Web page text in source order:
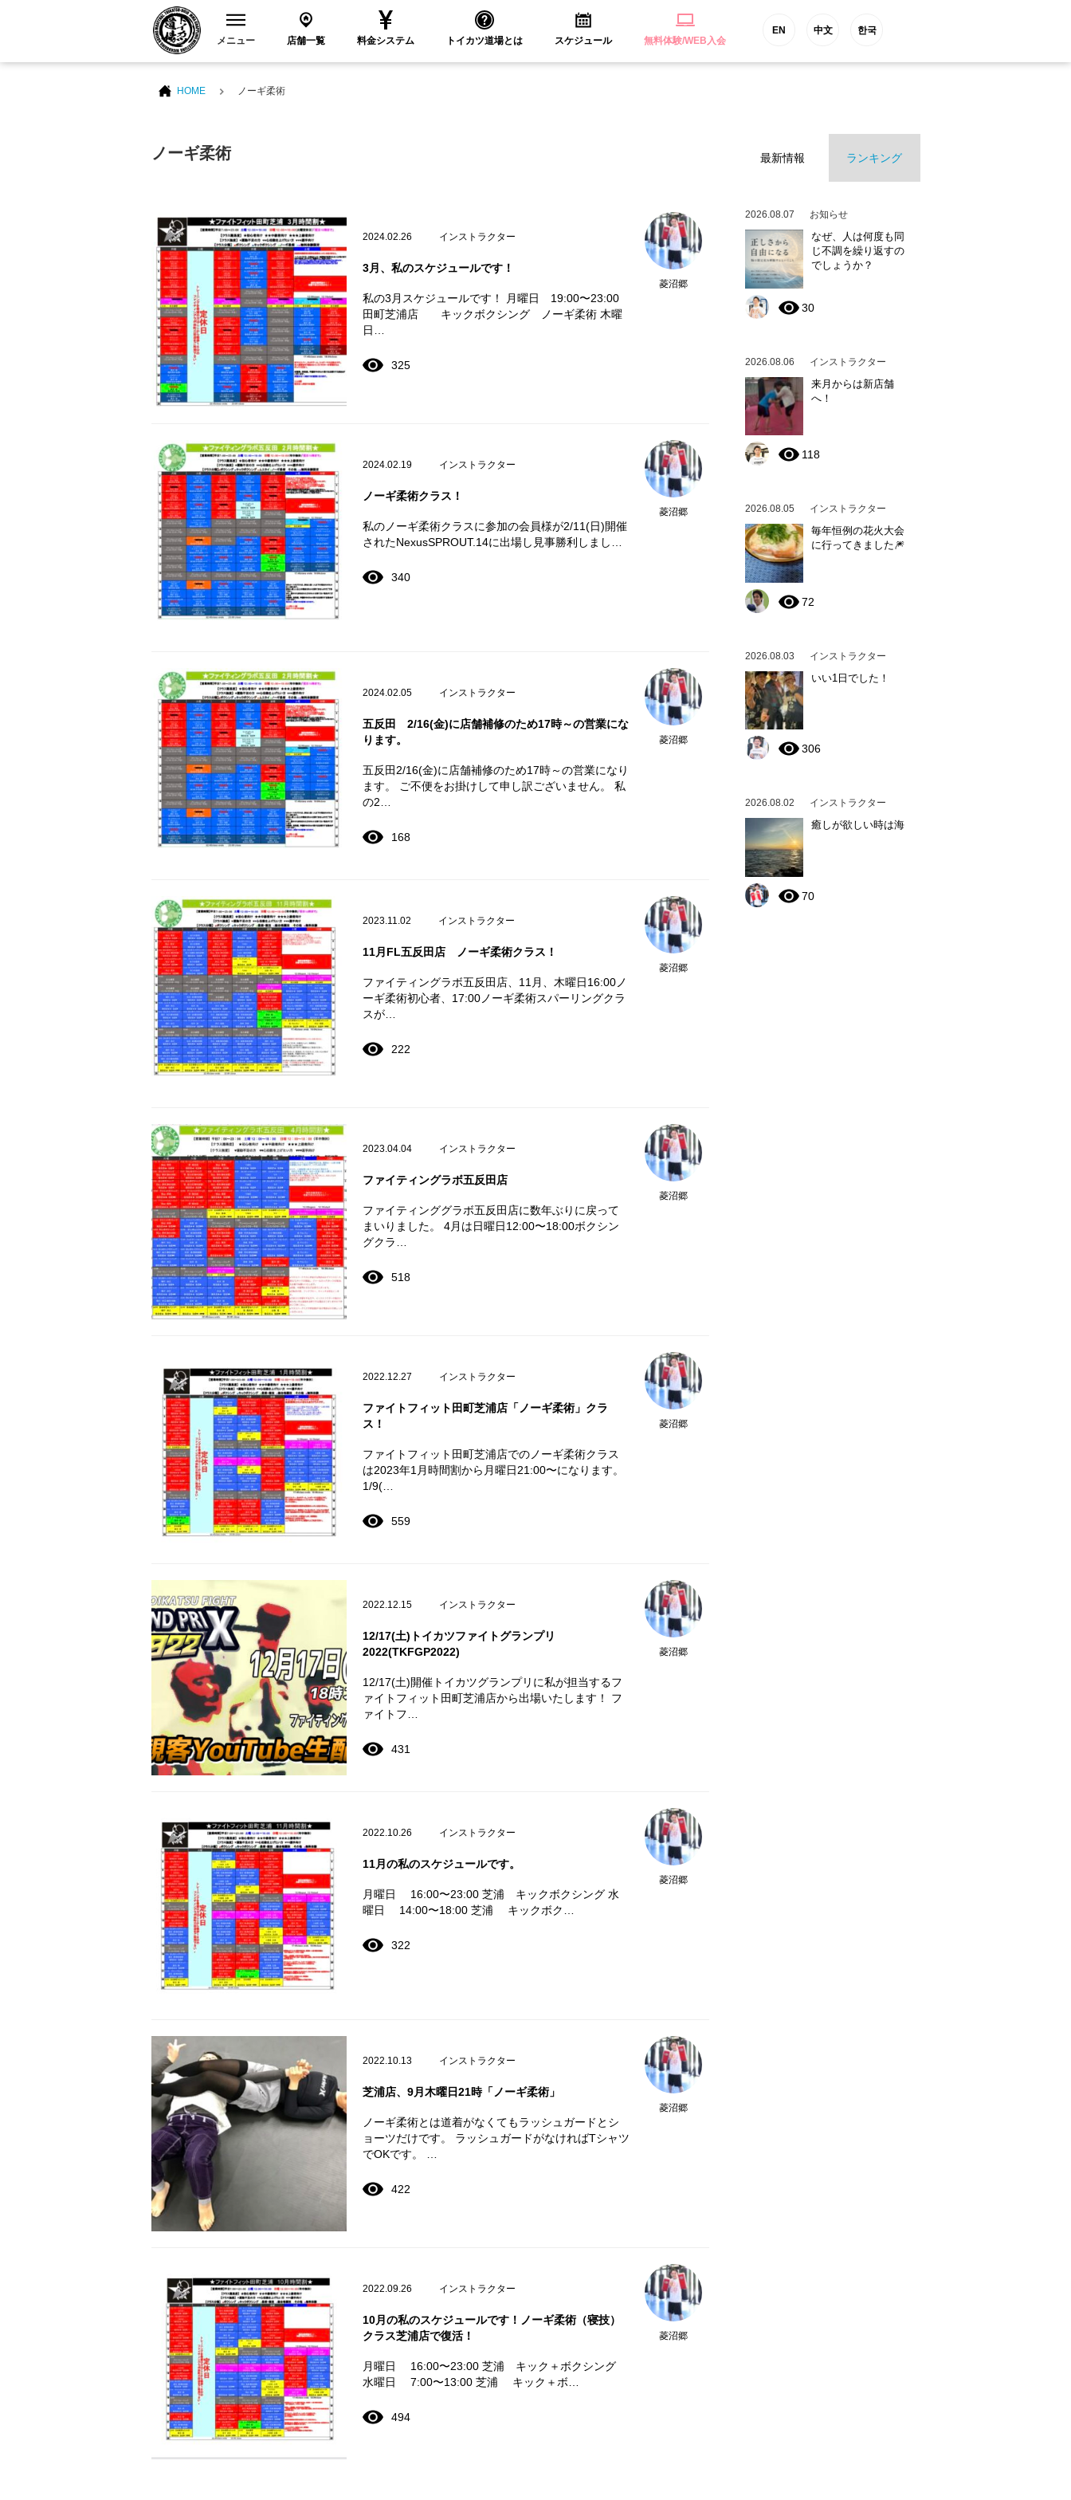
メニュー 店舗一覧 料金システム トイカツ道場とは スケジュール 無料体験/WEB入会
EN 中文 한국
HOME ノーギ柔術
ノーギ柔術
2024.02.26 インストラクター
菱沼郷
3月、私のスケジュールです！
私の3月スケジュールです！ 月曜日 19:00〜23:00
田町芝浦店 キックボクシング ノーギ柔術 木曜
日…
325
2024.02.19 インストラクター
菱沼郷
ノーギ柔術クラス！
私のノーギ柔術クラスに参加の会員様が2/11(日)開催
されたNexusSPROUT.14に出場し見事勝利しまし…
340
2024.02.05 インストラクター
菱沼郷
五反田 2/16(金)に店舗補修のため17時～の営業にな
ります。
五反田2/16(金)に店舗補修のため17時～の営業になり
ます。 ご不便をお掛けして申し訳ございません。 私
の2…
168
2023.11.02 インストラクター
菱沼郷
11月FL五反田店 ノーギ柔術クラス！
ファイティングラボ五反田店、11月、木曜日16:00ノ
ーギ柔術初心者、17:00ノーギ柔術スパーリングクラ
スが…
222
2023.04.04 インストラクター
菱沼郷
ファイティングラボ五反田店
ファイティンググラボ五反田店に数年ぶりに戻って
まいりました。 4月は日曜日12:00〜18:00ボクシン
グクラ…
518
2022.12.27 インストラクター
菱沼郷
ファイトフィット田町芝浦店「ノーギ柔術」クラ
ス！
ファイトフィット田町芝浦店でのノーギ柔術クラス
は2023年1月時間割から月曜日21:00〜になります。
1/9(…
559
2022.12.15 インストラクター
菱沼郷
12/17(土)トイカツファイトグランプリ
2022(TKFGP2022)
12/17(土)開催トイカツグランプリに私が担当するフ
ァイトフィット田町芝浦店から出場いたします！ フ
ァイトフ…
431
2022.10.26 インストラクター
菱沼郷
11月の私のスケジュールです。
月曜日 16:00〜23:00 芝浦 キックボクシング 水
曜日 14:00〜18:00 芝浦 キックボク…
322
2022.10.13 インストラクター
菱沼郷
芝浦店、9月木曜日21時「ノーギ柔術」
ノーギ柔術とは道着がなくてもラッシュガードとシ
ョーツだけです。 ラッシュガードがなければTシャツ
でOKです。 …
422
2022.09.26 インストラクター
菱沼郷
10月の私のスケジュールです！ノーギ柔術（寝技）
クラス芝浦店で復活！
月曜日 16:00〜23:00 芝浦 キック＋ボクシング
水曜日 7:00〜13:00 芝浦 キック＋ボ…
494
最新情報 ランキング
2026.08.07 お知らせ
なぜ、人は何度も同
じ不調を繰り返すの
でしょうか？
30
2026.08.06 インストラクター
来月からは新店舗
へ！
118
2026.08.05 インストラクター
毎年恒例の花火大会
に行ってきました🎆
72
2026.08.03 インストラクター
いい1日でした！
306
2026.08.02 インストラクター
癒しが欲しい時は海
70